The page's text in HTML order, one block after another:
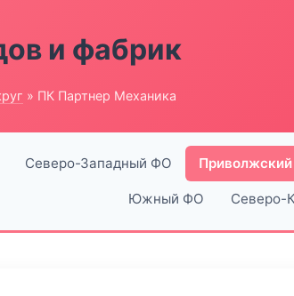
и фабрик
» ПК Партнер Механика
Северо-Западный ФО
Южный ФО Северо-